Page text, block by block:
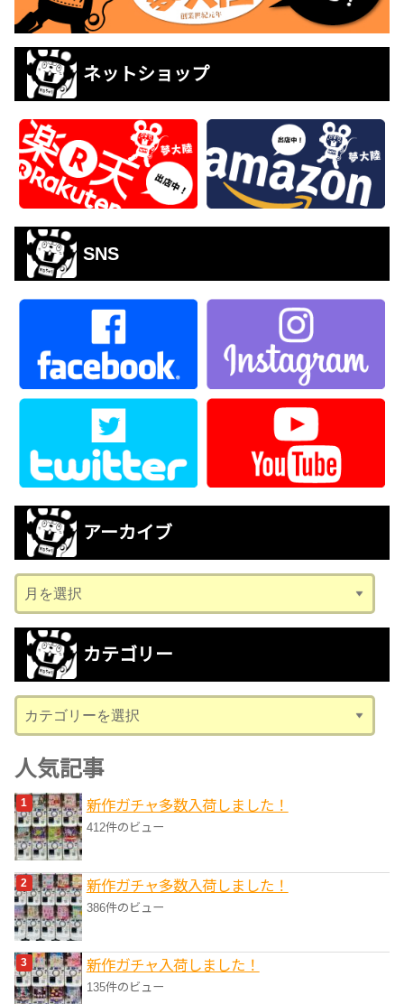
ネットショップ
SNS
アーカイブ
ー
カ
ブ
カテゴリー
テ
ゴ
リ
ー
人気記事
新作ガチャ多数入荷しました！
412件のビュー
新作ガチャ多数入荷しました！
386件のビュー
新作ガチャ入荷しました！
135件のビュー